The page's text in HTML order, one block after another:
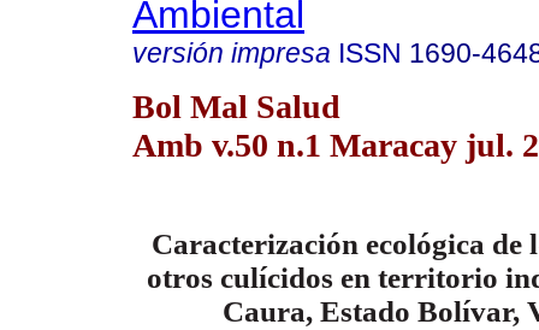
Ambiental
versión impresa ISSN 1690-
Bol Mal Salud
Amb v.50 n.1 Maracay jul.
Caracterización ecológica de
otros culícidos en territorio
Caura, Estado Bolívar,